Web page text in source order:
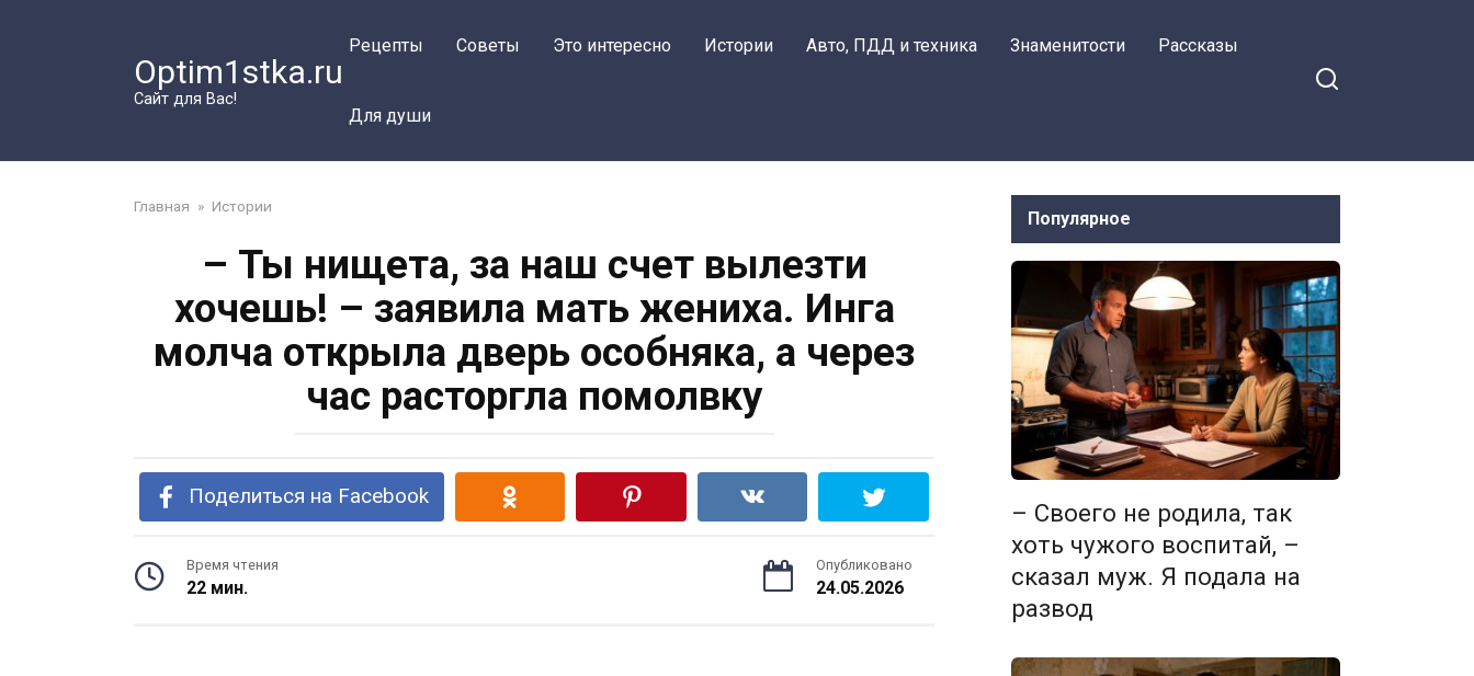
Optim1stka.ru
Сайт для Вас!
Рецепты Советы Это интересно Истории Авто, ПДД и техника Знаменитости Рассказы
Для души
Главная » Истории
– Ты нищета, за наш счет вылезти
хочешь! – заявила мать жениха. Инга
молча открыла дверь особняка, а через
час расторгла помолвку
Поделиться на Facebook
Время чтения
22 мин.
Опубликовано
24.05.2026
Популярное
– Своего не родила, так
хоть чужого воспитай, –
сказал муж. Я подала на
развод